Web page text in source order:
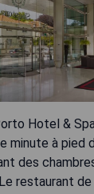
Hotel &
minute à pied
des
restaurant